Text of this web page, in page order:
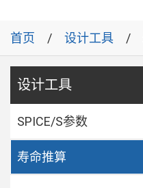
首页 设计工具
设计工具
SPICE/S参数
寿命推算